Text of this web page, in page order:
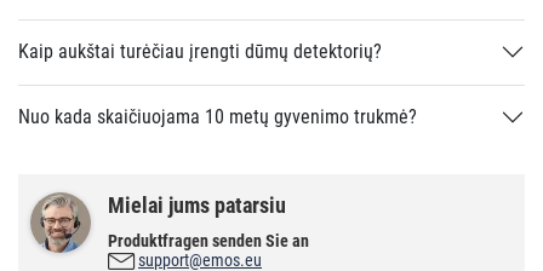
Kaip aukštai turėčiau įrengti dūmų detektorių?
Nuo kada skaičiuojama 10 metų gyvenimo trukmė?
Mielai jums patarsiu
Produktfragen senden Sie an
support@emos.eu